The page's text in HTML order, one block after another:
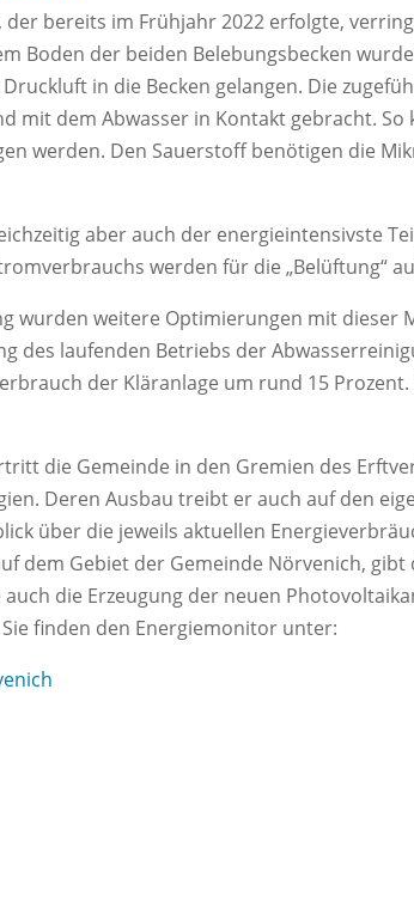
bereits im Frühjahr 2022 erfolgte,
Boden der beiden Belebungsbecken
in die Becken gelangen. Die
mit dem Abwasser in Kontakt gebracht. So
werden. Den Sauerstoff benötigen die
aber auch der energieintensivste
werden für die „Belüftung“
wurden weitere Optimierungen mit dieser
des laufenden Betriebs der
der Kläranlage um rund 15
die Gemeinde in den Gremien des
Deren Ausbau treibt er auch auf den
über die jeweils aktuellen
dem Gebiet der Gemeinde Nörvenich, gibt
die Erzeugung der neuen
finden den Energiemonitor unter: